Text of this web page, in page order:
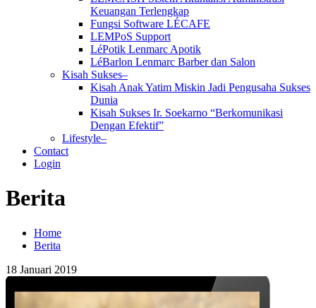
Keuangan Terlengkap
Fungsi Software LÉCAFE
LEMPoS Support
LéPotik Lenmarc Apotik
LéBarlon Lenmarc Barber dan Salon
Kisah Sukses–
Kisah Anak Yatim Miskin Jadi Pengusaha Sukses
Dunia
Kisah Sukses Ir. Soekarno “Berkomunikasi
Dengan Efektif”
Lifestyle–
Contact
Login
Berita
Home
Berita
18 Januari 2019